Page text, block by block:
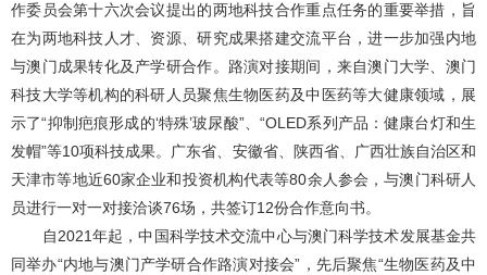
作委员会第十六次会议提出的两地科技合作重点任务的重要举措，旨
在为两地科技人才、资源、研究成果搭建交流平台，进一步加强内地
与澳门成果转化及产学研合作。路演对接期间，来自澳门大学、澳门
科技大学等机构的科研人员聚焦生物医药及中医药等大健康领域，展
示了“抑制疤痕形成的‘特殊’玻尿酸”、“OLED系列产品：健康台灯和生
发帽”等10项科技成果。广东省、安徽省、陕西省、广西壮族自治区和
天津市等地近60家企业和投资机构代表等80余人参会，与澳门科研人
员进行一对一对接洽谈76场，共签订12份合作意向书。
自2021年起，中国科学技术交流中心与澳门科学技术发展基金共
同举办“内地与澳门产学研合作路演对接会”，先后聚焦“生物医药及中